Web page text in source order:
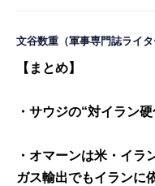
文谷数重 （軍事専門誌ライタ
【まとめ】
・サウジの“対イラン
・オマーンは米・イラ
ガス輸出でもイランに